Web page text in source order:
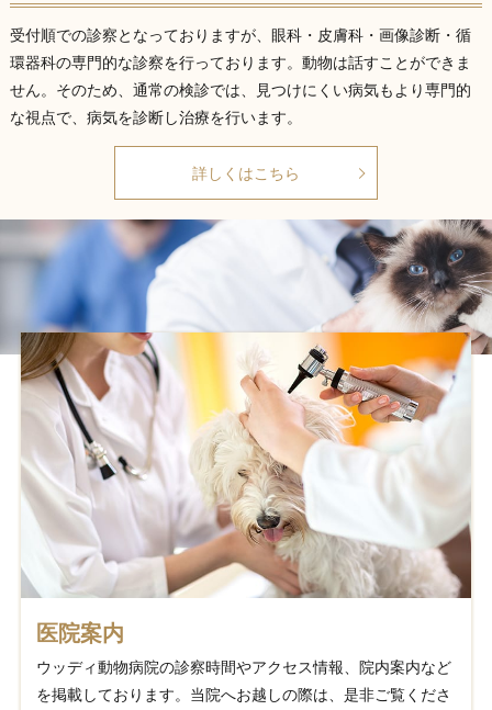
受付順での診察となっておりますが、眼科・皮膚科・画像診断・循
環器科の専門的な診察を行っております。動物は話すことができま
せん。そのため、通常の検診では、見つけにくい病気もより専門的
な視点で、病気を診断し治療を行います。
詳しくはこちら
医院案内
ウッディ動物病院の診察時間やアクセス情報、院内案内など
を掲載しております。当院へお越しの際は、是非ご覧くださ